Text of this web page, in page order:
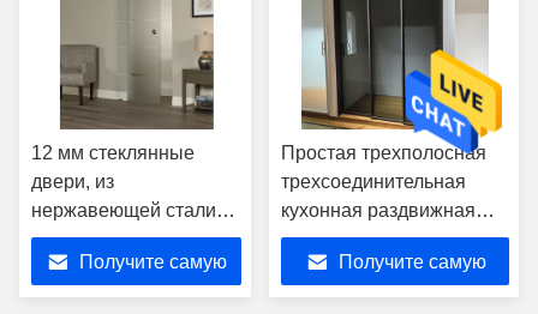
12 мм стеклянные
двери, из
нержавеющей стали
Прозрачное стекло
безопасности
Получите самую
Простая трехполосная
трехсоединительная
кухонная раздвижная
дверь балконная
перегородка
Двухслойная закаленная
Получите самую